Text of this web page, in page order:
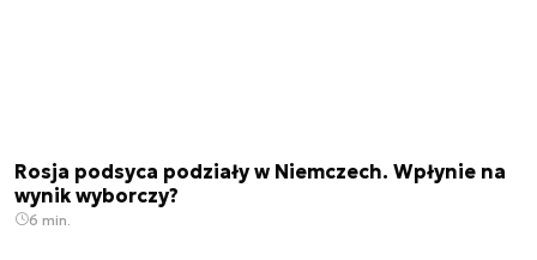
Rosja podsyca podziały w Niemczech. Wpłynie na
wynik wyborczy?
6 min.